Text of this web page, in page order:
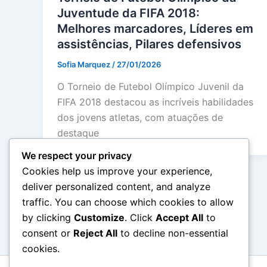
Juventude da FIFA 2018:
Melhores marcadores, Líderes em
assistências, Pilares defensivos
Sofia Marquez / 27/01/2026
O Torneio de Futebol Olímpico Juvenil da
FIFA 2018 destacou as incríveis habilidades
dos jovens atletas, com atuações de
destaque
We respect your privacy
Cookies help us improve your experience,
deliver personalized content, and analyze
traffic. You can choose which cookies to allow
by clicking Customize. Click Accept All to
consent or Reject All to decline non-essential
cookies.